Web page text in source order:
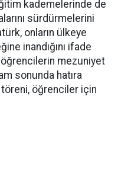
kademelerinde de
sürdürmelerini
onların ülkeye
inandığını ifade
mezuniyet
sonunda hatıra
öğrenciler için